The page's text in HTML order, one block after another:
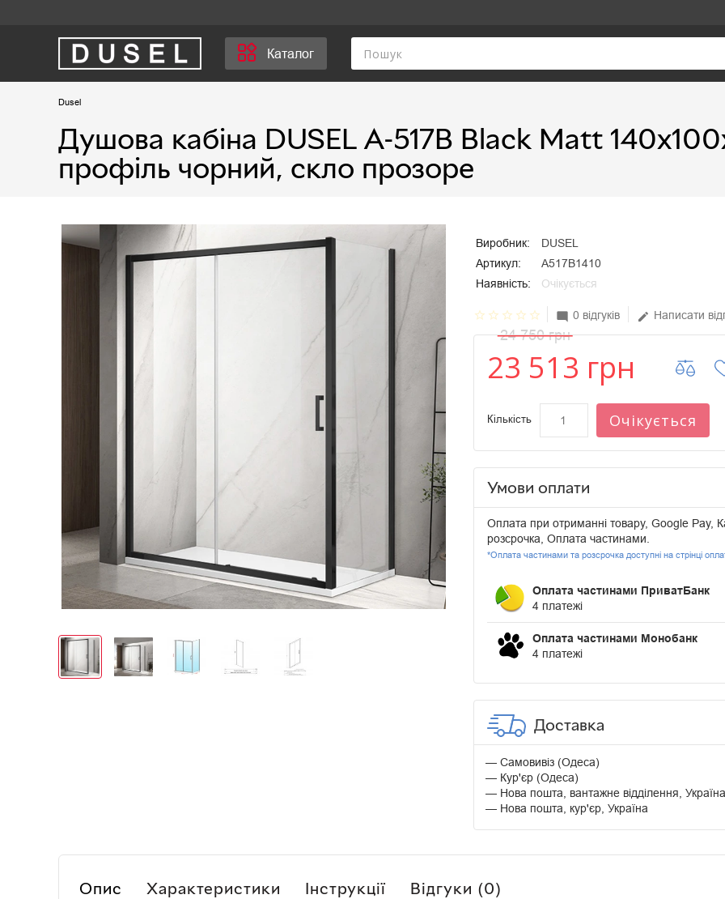
Каталог
Dusel
Душова кабіна DUSEL A-517B Black Matt
профіль чорний, скло прозоре
Виробник:
DUSEL
Артикул:
A517B1410
Наявність:
Очікується
star_border star_border star_border star_border star_border mode_comment 0 відгуків edit Написати
24 750 грн
23 513 грн
Кількість Очікується
Умови оплати
Оплата при отриманні товару, Google Pay,
розсрочка, Оплата частинами.
*Оплата частинами та розсрочка доступні на стрінці
Оплата частинами ПриватБанк
4 платежі
Оплата частинами Монобанк
4 платежі
Доставка
Самовивіз (Одеса)
Кур'єр (Одеса)
Нова пошта, вантажне відділення, Україна
Нова пошта, кур'єр, Україна
Опис Характеристики Інструкції Відгуки (0)